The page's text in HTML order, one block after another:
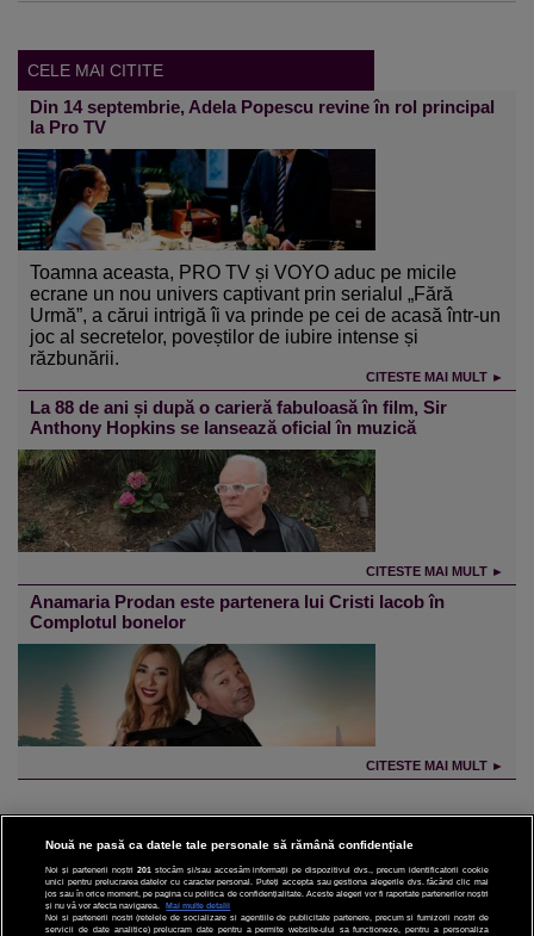
CELE MAI CITITE
Din 14 septembrie, Adela Popescu revine în rol principal
la Pro TV
Toamna aceasta, PRO TV și VOYO aduc pe micile
ecrane un nou univers captivant prin serialul „Fără
Urmă”, a cărui intrigă îi va prinde pe cei de acasă într-un
joc al secretelor, poveștilor de iubire intense și
răzbunării.
CITESTE MAI MULT ►
La 88 de ani și după o carieră fabuloasă în film, Sir
Anthony Hopkins se lansează oficial în muzică
CITESTE MAI MULT ►
Anamaria Prodan este partenera lui Cristi Iacob în
Complotul bonelor
CITESTE MAI MULT ►
CINEMA
Nouă ne pasă ca datele tale personale să rămână confidențiale
Noi și partenerii noștri 201 stocăm și/sau accesăm informații pe dispozitivul dvs., precum identificatorii cookie
unici pentru prelucrarea datelor cu caracter personal. Puteți accepta sau gestiona alegerile dvs. făcând clic mai
jos sau în orice moment, pe pagina cu politica de confidențialitate. Aceste alegeri vor fi raportate partenerilor noștri
și nu vă vor afecta navigarea.
Mai multe detalii
Noi si partenerii nostri (retelele de socializare si agentiile de publicitate partenere, precum si furnizorii nostri de
servicii de date analitice) prelucram date pentru a permite website-ului sa functioneze, pentru a personaliza